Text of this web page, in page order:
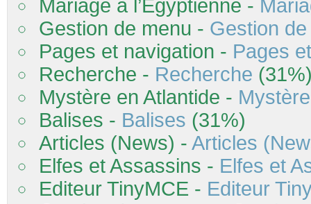
Mariage à l’Egyptienne -
Gestion de menu - Gestion
Pages et navigation - Pages
Recherche - Recherche
Mystère en Atlantide -
Balises - Balises (31%)
Articles (News) - Articles
Elfes et Assassins - Elfes et
Editeur TinyMCE - Editeur